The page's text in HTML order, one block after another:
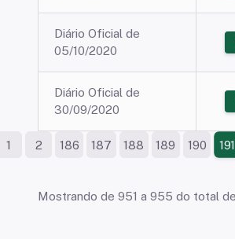
Diário Oficial de
05/10/2020
Diário Oficial de
30/09/2020
1 2 186 187 188 189 190 191
Mostrando de 951 a 955 do total